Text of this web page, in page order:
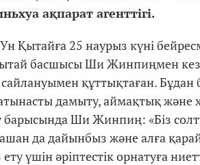
ақпарат агенттігі.
Қытайға 25 наурыз күні
басшысы Ши Жинпиңмен
құттықтаған. Бұдан
дамыту, аймақтық және
барысында Ши Жинпиң: «Біз
да дайынбыз және алға
үшін әріптестік орнатуға